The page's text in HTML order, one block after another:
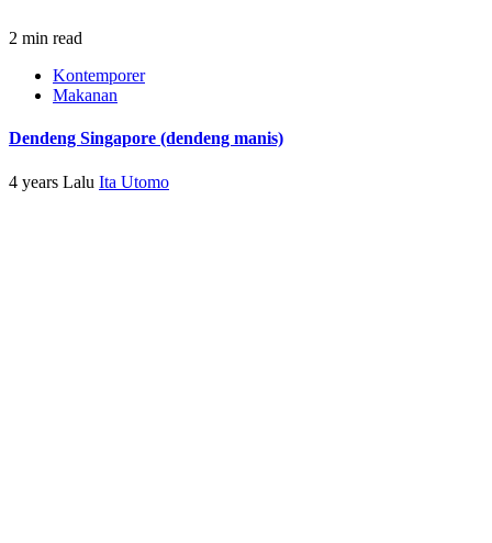
2 min read
Kontemporer
Makanan
Dendeng Singapore (dendeng manis)
4 years Lalu Ita Utomo